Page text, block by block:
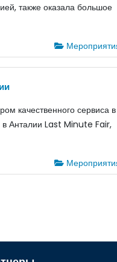
также оказала большое
качественного сервиса в
в Анталии Last Minute Fair,